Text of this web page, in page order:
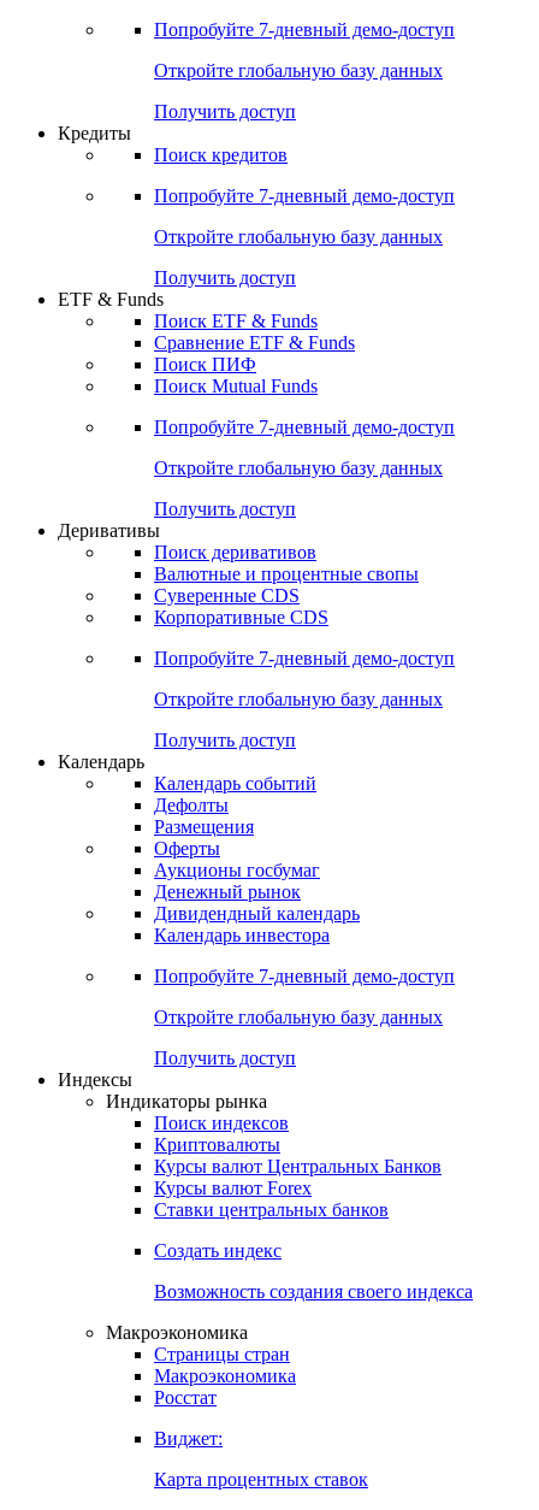
Попробуйте 7-дневный демо-доступ
Откройте глобальную базу данных
Получить доступ
Кредиты
Поиск кредитов
Попробуйте 7-дневный демо-доступ
Откройте глобальную базу данных
Получить доступ
ETF & Funds
Поиск ETF & Funds
Сравнение ETF & Funds
Поиск ПИФ
Поиск Mutual Funds
Попробуйте 7-дневный демо-доступ
Откройте глобальную базу данных
Получить доступ
Деривативы
Поиск деривативов
Валютные и процентные свопы
Суверенные CDS
Корпоративные CDS
Попробуйте 7-дневный демо-доступ
Откройте глобальную базу данных
Получить доступ
Календарь
Календарь событий
Дефолты
Размещения
Оферты
Аукционы госбумаг
Денежный рынок
Дивидендный календарь
Календарь инвестора
Попробуйте 7-дневный демо-доступ
Откройте глобальную базу данных
Получить доступ
Индексы
Индикаторы рынка
Поиск индексов
Криптовалюты
Курсы валют Центральных Банков
Курсы валют Forex
Ставки центральных банков
Создать индекс
Возможность создания своего индекса
Макроэкономика
Страницы стран
Макроэкономика
Росстат
Виджет:
Карта процентных ставок